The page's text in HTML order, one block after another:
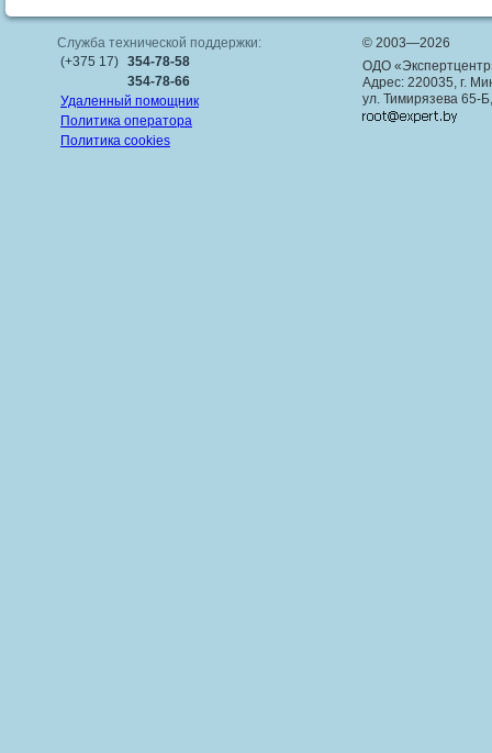
Служба технической поддержки:
(+375 17) 354-78-58
354-78-66
Удаленный помощник
Политика оператора
Политика cookies
© 2003—2026
ОДО
Адрес: 220035, г.
ул. Тимирязева 65-